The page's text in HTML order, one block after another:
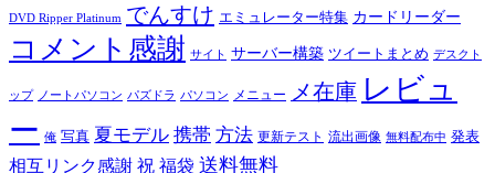
DVD Ripper Platinum でんすけ エミュレーター特集 カードリーダー
コメント感謝 サイト サーバー構築 ツイートまとめ デスクト
ップ ノートパソコン パズドラ パソコン メニュー メ在庫 レビュ
ー 俺 写真 夏モデル 携帯 方法 更新テスト 流出画像 無料配布中 発表
相互リンク感謝 祝 福袋 送料無料